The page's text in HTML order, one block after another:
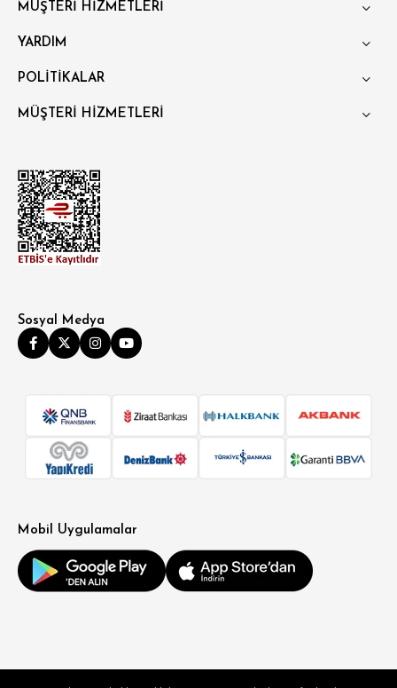
MÜŞTERİ HİZMETLERİ
YARDIM
POLİTİKALAR
MÜŞTERİ HİZMETLERİ
Sosyal Medya
Mobil Uygulamalar